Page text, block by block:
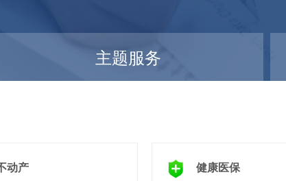
主题服务
动产 健康医保